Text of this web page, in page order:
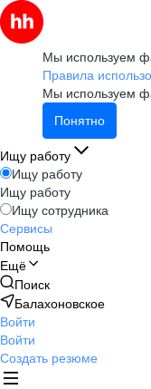
Мы используем
Правила
Мы используем
Понятно
Ищу работу
Ищу работу
Ищу работу
Ищу сотрудника
Сервисы
Помощь
Ещё
Поиск
Балахоновское
Войти
Войти
Создать резюме